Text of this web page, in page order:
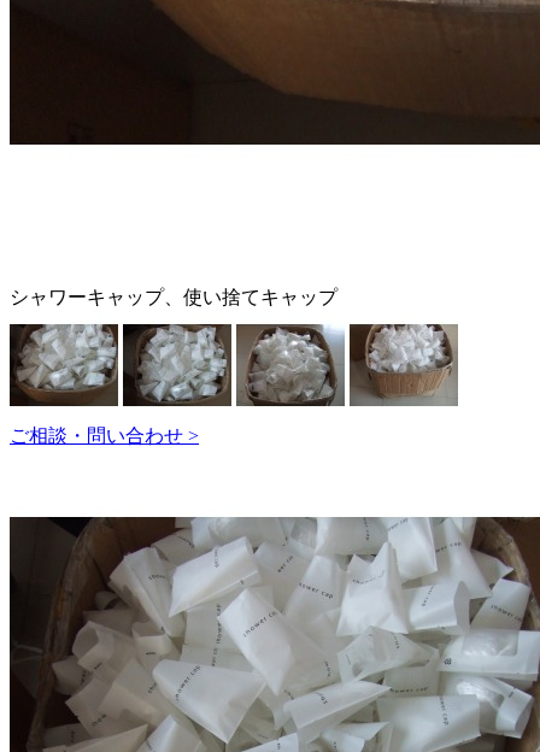
シャワーキャップ、使い捨てキャップ
ご相談・問い合わせ >